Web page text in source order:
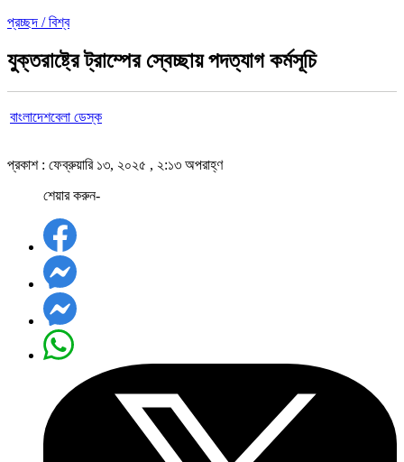
প্রচ্ছদ /বিশ্ব
যুক্তরাষ্ট্রে ট্রাম্পের স্বেচ্ছায় পদত্যাগ কর্মসূচি
বাংলাদেশবেলা ডেস্ক
প্রকাশ : ফেব্রুয়ারি ১৩, ২০২৫ , ২:১৩ অপরাহ্ণ
শেয়ার করুন-